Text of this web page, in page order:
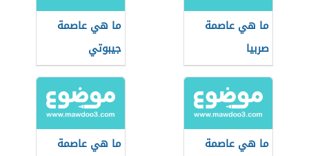
ما هي عاصمة
صربيا
ما هي عاصمة
جيبوتي
ما هي عاصمة
ما هي عاصمة